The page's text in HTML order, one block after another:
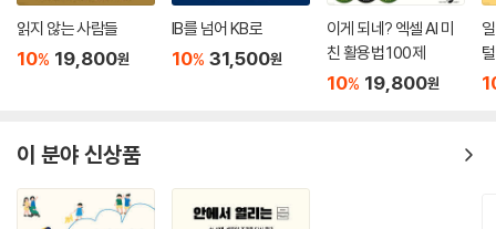
읽지 않는 사람들
10% 19,800원
IB를 넘어 KB로
10% 31,500원
이게 되네? 엑셀 AI 미
친 활용법 100제
10% 19,800원
이 분야 신상품